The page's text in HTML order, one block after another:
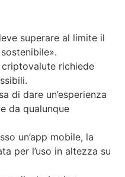
superare al limite il
richiede
di dare un’esperienza
da qualunque
un’app mobile, la
per l’uso in altezza su